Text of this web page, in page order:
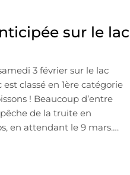
sur le lac
3 février sur le lac
classé en 1ère catégorie
! Beaucoup d’entre
de la truite en
en attendant le 9 mars….